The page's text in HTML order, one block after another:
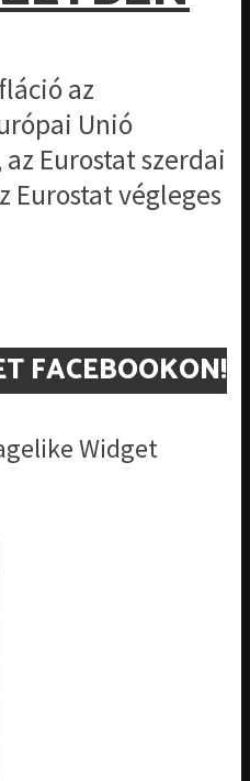
az
Unió
Eurostat szerdai
Eurostat végleges
FACEBOOKON!